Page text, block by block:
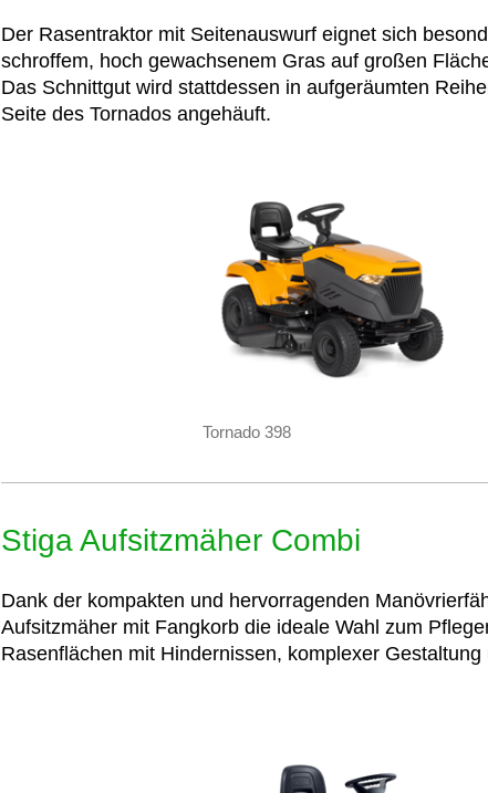
Der Rasentraktor mit Seitenauswurf eignet sich
schroffem, hoch gewachsenem Gras auf großen
Das Schnittgut wird stattdessen in aufgeräumten
Seite des Tornados angehäuft.
Tornado 398
Stiga Aufsitzmäher Combi
Dank der kompakten und hervorragenden
Aufsitzmäher mit Fangkorb die ideale Wahl zum
Rasenflächen mit Hindernissen, komplexer